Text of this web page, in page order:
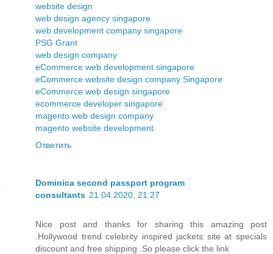
website design
web design agency singapore
web development company singapore
PSG Grant
web design company
eCommerce web development singapore
eCommerce website design company Singapore
eCommerce web design singapore
ecommerce developer singapore
magento web design company
magento website development
Ответить
Dominica second passport program
consultants 21.04.2020, 21:27
Nice post and thanks for sharing this amazing post
.Hollywood trend celebrity inspired jackets site at specials
discount and free shipping .So please click the link